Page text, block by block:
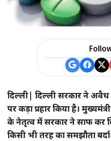
दिल्ली| दिल्ली सरकार ने
पर कड़ा प्रहार किया है।
के नेतृत्व में सरकार ने साफ कर
किसी भी तरह का समझौता